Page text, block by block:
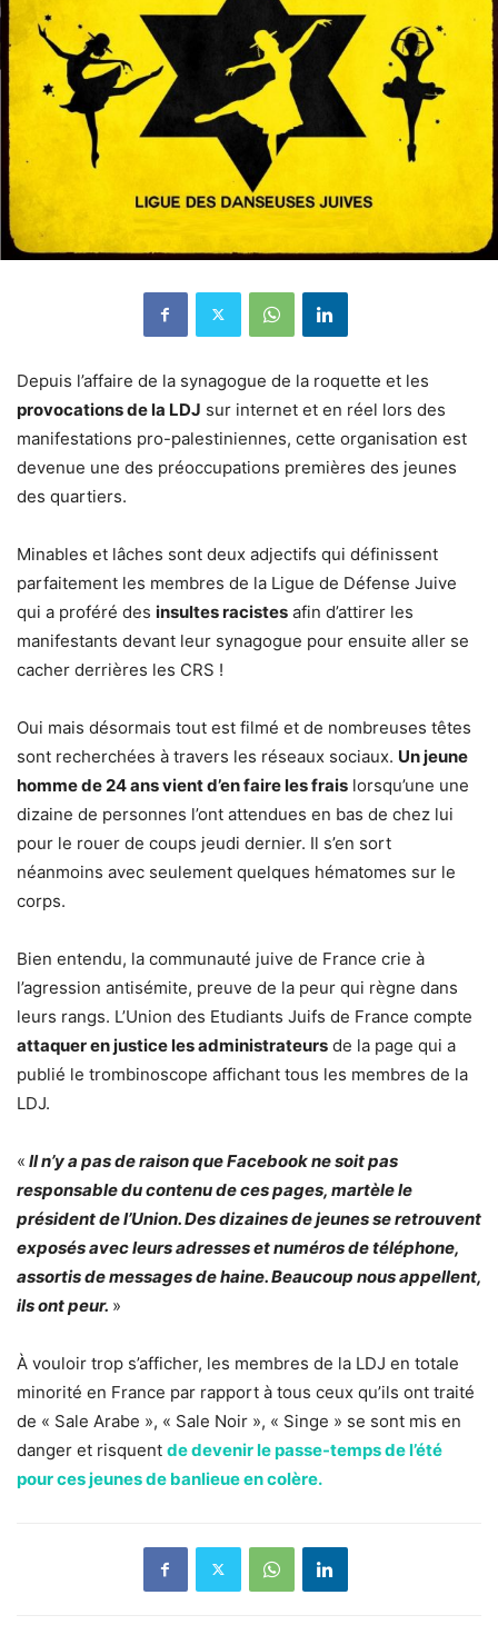
Depuis l’affaire de la synagogue de la roquette et les
provocations de la LDJ sur internet et en réel lors des
manifestations pro-palestiniennes, cette organisation est
devenue une des préoccupations premières des jeunes
des quartiers.
Minables et lâches sont deux adjectifs qui définissent
parfaitement les membres de la Ligue de Défense Juive
qui a proféré des insultes racistes afin d’attirer les
manifestants devant leur synagogue pour ensuite aller se
cacher derrières les CRS !
Oui mais désormais tout est filmé et de nombreuses têtes
sont recherchées à travers les réseaux sociaux. Un jeune
homme de 24 ans vient d’en faire les frais lorsqu’une une
dizaine de personnes l’ont attendues en bas de chez lui
pour le rouer de coups jeudi dernier. Il s’en sort
néanmoins avec seulement quelques hématomes sur le
corps.
Bien entendu, la communauté juive de France crie à
l’agression antisémite, preuve de la peur qui règne dans
leurs rangs. L’Union des Etudiants Juifs de France compte
attaquer en justice les administrateurs de la page qui a
publié le trombinoscope affichant tous les membres de la
LDJ.
« Il n’y a pas de raison que Facebook ne soit pas
responsable du contenu de ces pages, martèle le
président de l’Union. Des dizaines de jeunes se retrouvent
exposés avec leurs adresses et numéros de téléphone,
assortis de messages de haine. Beaucoup nous appellent,
ils ont peur. »
À vouloir trop s’afficher, les membres de la LDJ en totale
minorité en France par rapport à tous ceux qu’ils ont traité
de « Sale Arabe », « Sale Noir », « Singe » se sont mis en
danger et risquent de devenir le passe-temps de l’été
pour ces jeunes de banlieue en colère.